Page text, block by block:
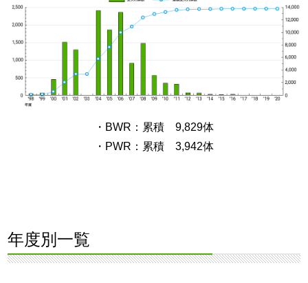
・BWR：累積 9,829体
・PWR：累積 3,942体
年度別一覧